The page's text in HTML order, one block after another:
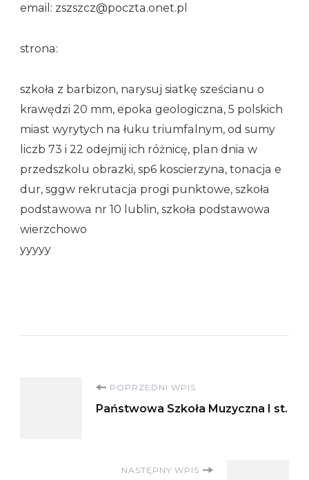
email: zszszcz@poczta.onet.pl
strona:
szkoła z barbizon, narysuj siatkę sześcianu o
krawędzi 20 mm, epoka geologiczna, 5 polskich
miast wyrytych na łuku triumfalnym, od sumy
liczb 73 i 22 odejmij ich różnicę, plan dnia w
przedszkolu obrazki, sp6 koscierzyna, tonacja e
dur, sggw rekrutacja progi punktowe, szkoła
podstawowa nr 10 lublin, szkoła podstawowa
wierzchowo
yyyyy
Nawigacja
POPRZEDNI WPIS
Państwowa Szkoła Muzyczna I st.
NASTĘPNY WPIS